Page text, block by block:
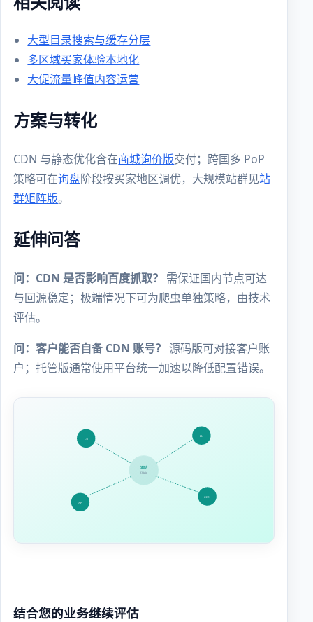
大型目录搜索与缓存分层
多区域买家体验本地化
大促流量峰值内容运营
方案与转化
CDN 与静态优化含在商城询价版交付；跨国多 PoP
策略可在询盘阶段按买家地区调优，大规模站群见站
群矩阵版。
延伸问答
问：CDN 是否影响百度抓取？ 需保证国内节点可达
与回源稳定；极端情况下可为爬虫单独策略，由技术
评估。
问：客户能否自备 CDN 账号？ 源码版可对接客户账
户；托管版通常使用平台统一加速以降低配置错误。
结合您的业务继续评估